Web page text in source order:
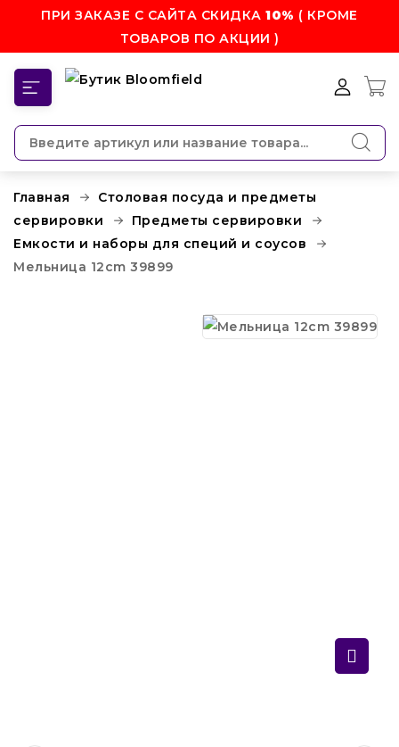
ПРИ ЗАКАЗЕ С САЙТА СКИДКА10% ( КРОМЕ
ТОВАРОВ ПО АКЦИИ )
Главная
Столовая посуда и предметы
сервировки
Предметы сервировки
Емкости и наборы для специй и соусов
Мельница 12cm 39899